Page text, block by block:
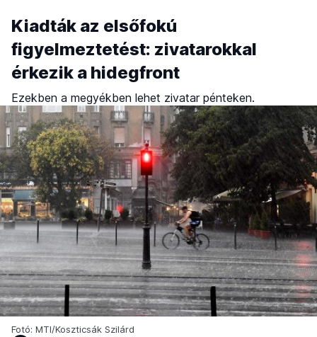
Kiadták az elsőfokú
figyelmeztetést: zivatarokkal
érkezik a hidegfront
Ezekben a megyékben lehet zivatar pénteken.
Fotó: MTI/Koszticsák Szilárd